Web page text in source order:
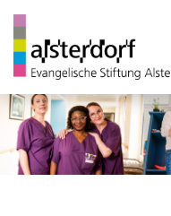
Deutsch
Zu den Jobs